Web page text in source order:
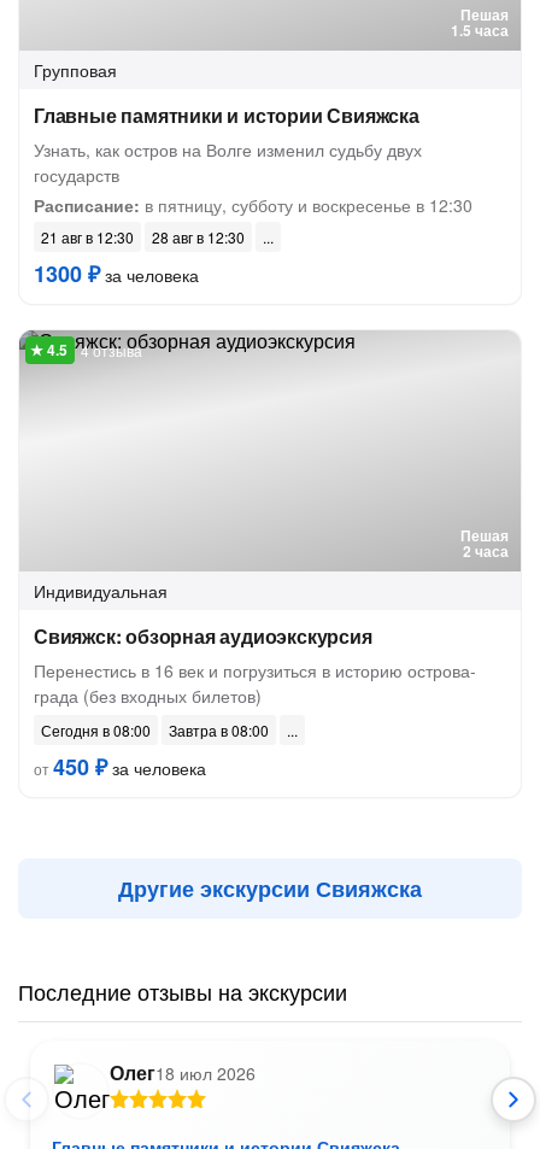
Пешая
1.5 часа
Групповая
Главные памятники и истории Свияжска
Узнать, как остров на Волге изменил судьбу двух
государств
Расписание: в пятницу, субботу и воскресенье в 12:30
21 авг в 12:30 28 авг в 12:30
1300 ₽за человека
Пешая
2 часа
4 отзыва
Индивидуальная
Свияжск: обзорная аудиоэкскурсия
Перенестись в 16 век и погрузиться в историю острова-
града (без входных билетов)
Сегодня в 08:00
Завтра в 08:00
от450 ₽за человека
Другие экскурсии Свияжска
Последние отзывы на экскурсии
Олег18 июл 2026